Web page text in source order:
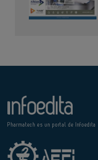
Pharmatech es un portal de Infoedita